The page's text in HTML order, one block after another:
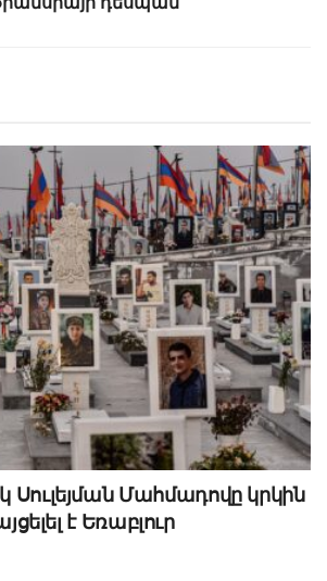
Սուլեյման Մահմադովը կրկին
է Եռաբլուր